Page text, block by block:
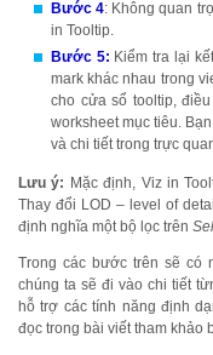
Bước 4: Không quan
in Tooltip.
Bước 5: Kiểm tra lại
mark khác nhau trong
cho cửa sổ tooltip,
worksheet mục tiêu.
và chi tiết trong trực
Lưu ý: Mặc định, Viz in
Thay đổi LOD – level of
định nghĩa một bộ lọc trên
Trong các bước trên sẽ có
chúng ta sẽ đi vào chi tiết
hỗ trợ các tính năng định
đọc trong bài viết tham khảo